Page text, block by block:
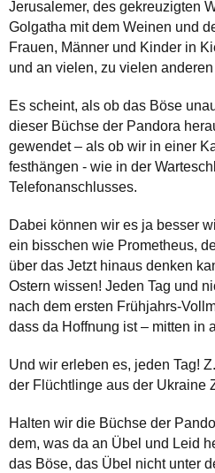
Jerusalemer, des gekreuzigten
Golgatha mit dem Weinen und
Frauen, Männer und Kinder in
und an vielen, zu vielen
Es scheint, als ob das Böse
dieser Büchse der Pandora
gewendet – als ob wir in einer
festhängen - wie in der
Telefonanschlusses.
Dabei können wir es ja besser
ein bisschen wie Prometheus,
über das Jetzt hinaus denken
Ostern wissen! Jeden Tag und
nach dem ersten Frühjahrs-
dass da Hoffnung ist – mitten in
Und wir erleben es, jeden Tag!
der Flüchtlinge aus der Ukraine
Halten wir die Büchse der
dem, was da an Übel und Leid
das Böse, das Übel nicht unter